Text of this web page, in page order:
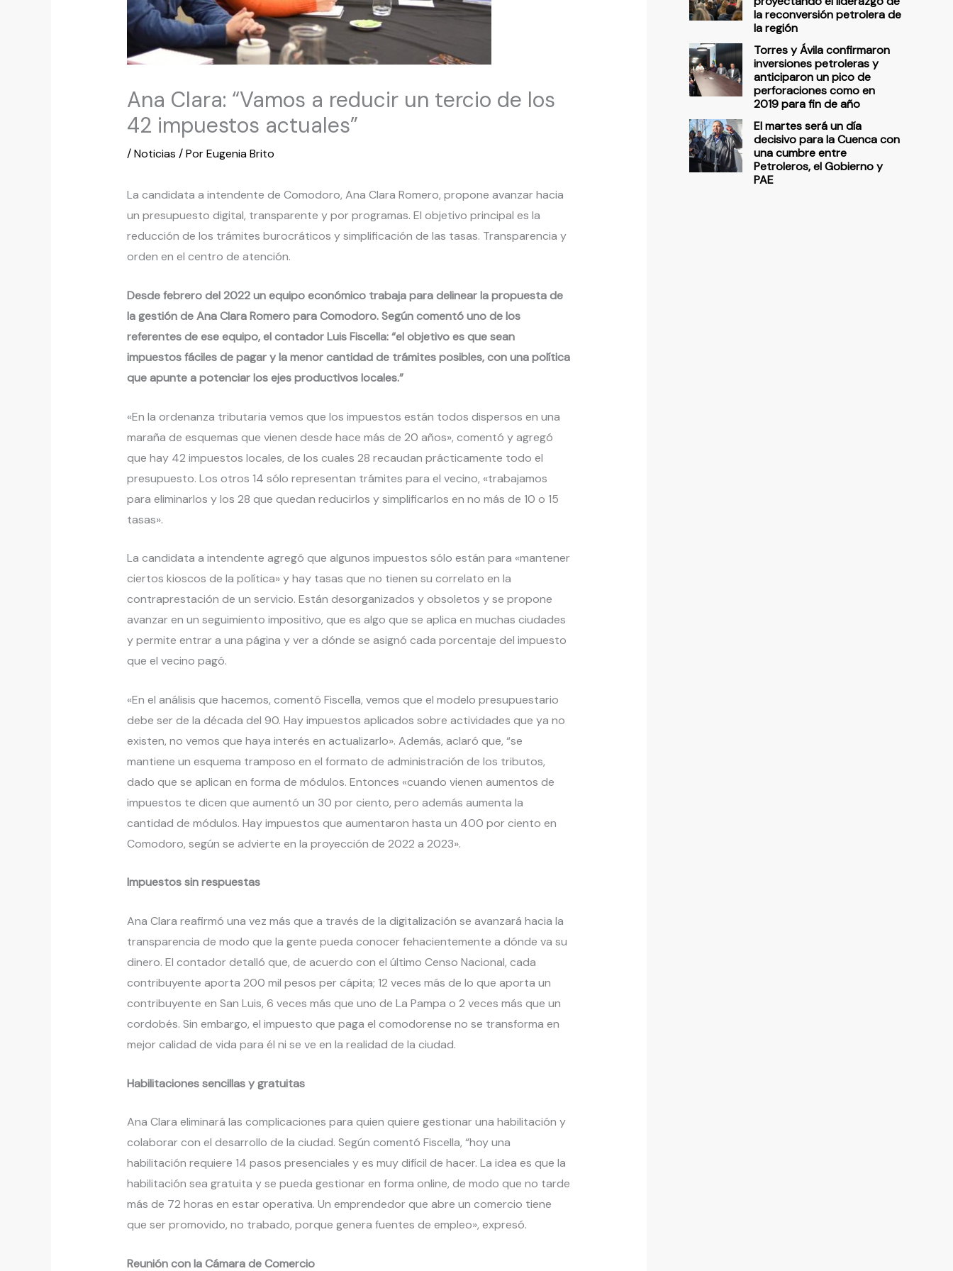
Ana Clara: “Vamos a reducir un tercio de los
42 impuestos actuales”
/Noticias / PorEugenia Brito
La candidata a intendente de Comodoro, Ana Clara Romero, propone avanzar hacia
un presupuesto digital, transparente y por programas. El objetivo principal es la
reducción de los trámites burocráticos y simplificación de las tasas. Transparencia y
orden en el centro de atención.
Desde febrero del 2022 un equipo económico trabaja para delinear la propuesta de
la gestión de Ana Clara Romero para Comodoro. Según comentó uno de los
referentes de ese equipo, el contador Luis Fiscella: “el objetivo es que sean
impuestos fáciles de pagar y la menor cantidad de trámites posibles, con una política
que apunte a potenciar los ejes productivos locales.”
«En la ordenanza tributaria vemos que los impuestos están todos dispersos en una
maraña de esquemas que vienen desde hace más de 20 años», comentó y agregó
que hay 42 impuestos locales, de los cuales 28 recaudan prácticamente todo el
presupuesto. Los otros 14 sólo representan trámites para el vecino, «trabajamos
para eliminarlos y los 28 que quedan reducirlos y simplificarlos en no más de 10 o 15
tasas».
La candidata a intendente agregó que algunos impuestos sólo están para «mantener
ciertos kioscos de la política» y hay tasas que no tienen su correlato en la
contraprestación de un servicio. Están desorganizados y obsoletos y se propone
avanzar en un seguimiento impositivo, que es algo que se aplica en muchas ciudades
y permite entrar a una página y ver a dónde se asignó cada porcentaje del impuesto
que el vecino pagó.
«En el análisis que hacemos, comentó Fiscella, vemos que el modelo presupuestario
debe ser de la década del 90. Hay impuestos aplicados sobre actividades que ya no
existen, no vemos que haya interés en actualizarlo». Además, aclaró que, “se
mantiene un esquema tramposo en el formato de administración de los tributos,
dado que se aplican en forma de módulos. Entonces «cuando vienen aumentos de
impuestos te dicen que aumentó un 30 por ciento, pero además aumenta la
cantidad de módulos. Hay impuestos que aumentaron hasta un 400 por ciento en
Comodoro, según se advierte en la proyección de 2022 a 2023».
Impuestos sin respuestas
Ana Clara reafirmó una vez más que a través de la digitalización se avanzará hacia la
transparencia de modo que la gente pueda conocer fehacientemente a dónde va su
dinero. El contador detalló que, de acuerdo con el último Censo Nacional, cada
contribuyente aporta 200 mil pesos per cápita; 12 veces más de lo que aporta un
contribuyente en San Luis, 6 veces más que uno de La Pampa o 2 veces más que un
cordobés. Sin embargo, el impuesto que paga el comodorense no se transforma en
mejor calidad de vida para él ni se ve en la realidad de la ciudad.
Habilitaciones sencillas y gratuitas
Ana Clara eliminará las complicaciones para quien quiere gestionar una habilitación y
colaborar con el desarrollo de la ciudad. Según comentó Fiscella, “hoy una
habilitación requiere 14 pasos presenciales y es muy difícil de hacer. La idea es que la
habilitación sea gratuita y se pueda gestionar en forma online, de modo que no tarde
más de 72 horas en estar operativa. Un emprendedor que abre un comercio tiene
que ser promovido, no trabado, porque genera fuentes de empleo», expresó.
Reunión con la Cámara de Comercio
la reconversión petrolera de
la región
Torres y Ávila confirmaron
inversiones petroleras y
anticiparon un pico de
perforaciones como en
2019 para fin de año
El martes será un día
decisivo para la Cuenca con
una cumbre entre
Petroleros, el Gobierno y
PAE